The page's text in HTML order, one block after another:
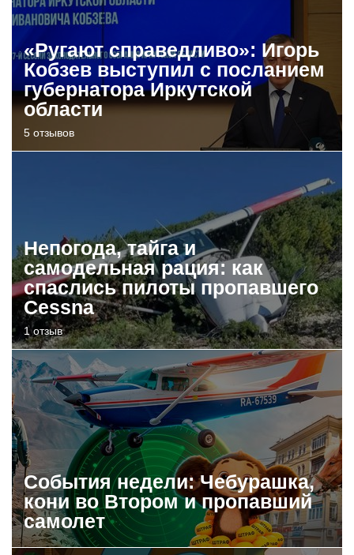
«Ругают справедливо»: Игорь
Кобзев выступил с посланием
губернатора Иркутской
области
5 отзывов
Непогода, тайга и
самодельная рация: как
спаслись пилоты пропавшего
Cessna
1 отзыв
События недели: Чебурашка,
кони во Втором и пропавший
самолет